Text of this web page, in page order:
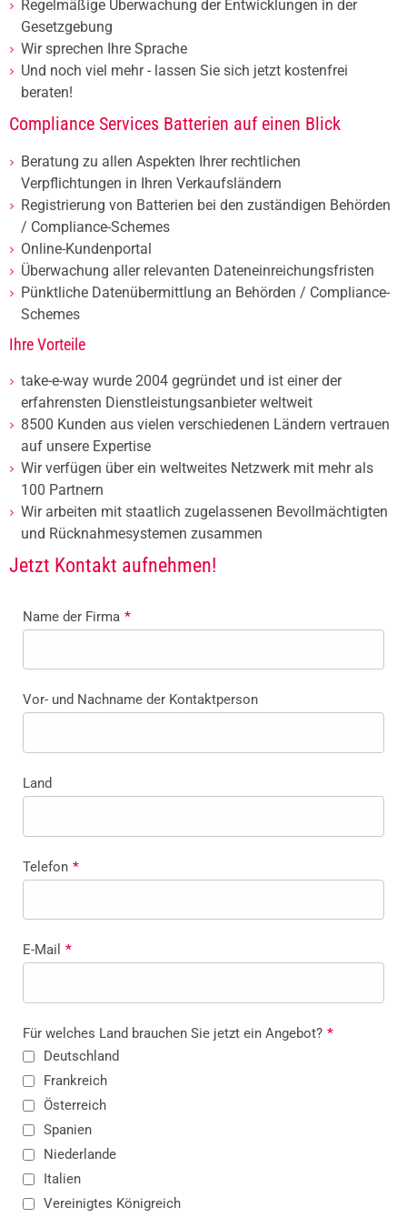
Regelmäßige Überwachung der Entwicklungen in der
Gesetzgebung
Wir sprechen Ihre Sprache
Und noch viel mehr - lassen Sie sich jetzt kostenfrei
beraten!
Compliance Services Batterien auf einen Blick
Beratung zu allen Aspekten Ihrer rechtlichen
Verpflichtungen in Ihren Verkaufsländern
Registrierung von Batterien bei den zuständigen Behörden
/ Compliance-Schemes
Online-Kundenportal
Überwachung aller relevanten Dateneinreichungsfristen
Pünktliche Datenübermittlung an Behörden / Compliance-
Schemes
Ihre Vorteile
take-e-way wurde 2004 gegründet und ist einer der
erfahrensten Dienstleistungsanbieter weltweit
8500 Kunden aus vielen verschiedenen Ländern vertrauen
auf unsere Expertise
Wir verfügen über ein weltweites Netzwerk mit mehr als
100 Partnern
Wir arbeiten mit staatlich zugelassenen Bevollmächtigten
und Rücknahmesystemen zusammen
Jetzt Kontakt aufnehmen!
Name der Firma *
Vor- und Nachname der Kontaktperson
Land
Telefon *
E-Mail *
Für welches Land brauchen Sie jetzt ein Angebot? *
Deutschland
Frankreich
Österreich
Spanien
Niederlande
Italien
Vereinigtes Königreich